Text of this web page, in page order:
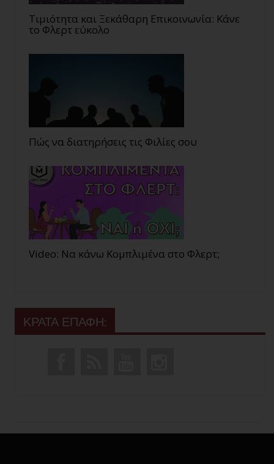
Τιμιότητα και Ξεκάθαρη Επικοινωνία: Κάνε
το Φλερτ εύκολο
Πώς να διατηρήσεις τις Φιλίες σου
Video: Να κάνω Κομπλιμένα στο Φλερτ;
ΚΡΑΤΑ ΕΠΑΦΗ: